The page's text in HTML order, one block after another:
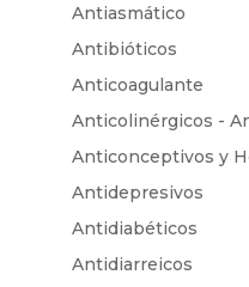
Antiasmático
Antibióticos
Anticoagulante
Anticolinérgicos -
Anticonceptivos y
Antidepresivos
Antidiabéticos
Antidiarreicos